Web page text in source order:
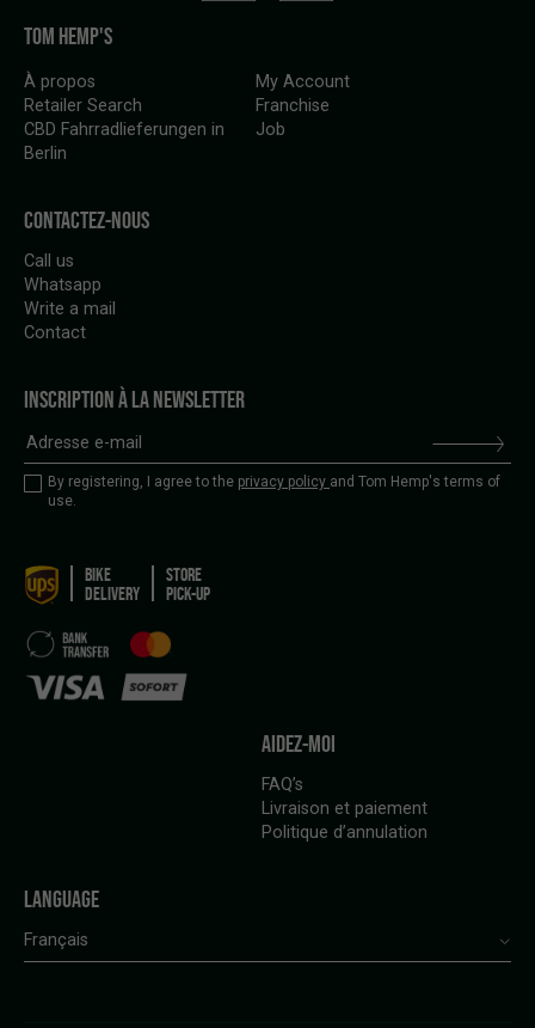
TOM HEMP'S
À propos
Retailer Search
CBD Fahrradlieferungen in
Berlin
My Account
Franchise
Job
CONTACTEZ-NOUS
Call us
Whatsapp
Write a mail
Contact
INSCRIPTION À LA NEWSLETTER
By registering, I agree to the privacy policy and Tom Hemp's terms of
use.
BIKE
DELIVERY
STORE
PICK-UP
AIDEZ-MOI
FAQ’s
Livraison et paiement
Politique d’annulation
LANGUAGE
Français